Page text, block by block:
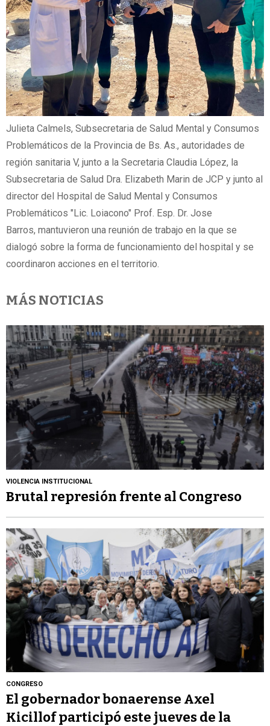
Julieta Calmels, Subsecretaria de Salud Mental y Consumos
Problemáticos de la Provincia de Bs. As., autoridades de
región sanitaria V, junto a la Secretaria Claudia López, la
Subsecretaria de Salud Dra. Elizabeth Marin de JCP y junto al
director del Hospital de Salud Mental y Consumos
Problemáticos "Lic. Loiacono" Prof. Esp. Dr. Jose
Barros, mantuvieron una reunión de trabajo en la que se
dialogó sobre la forma de funcionamiento del hospital y se
coordinaron acciones en el territorio.
MÁS NOTICIAS
VIOLENCIA INSTITUCIONAL
Brutal represión frente al Congreso
CONGRESO
El gobernador bonaerense Axel
Kicillof participó este jueves de la